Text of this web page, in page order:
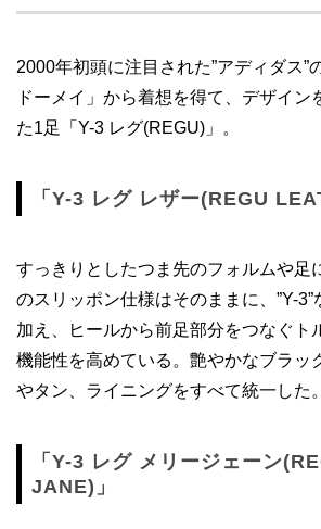
2000年初頭に注目された”アディダス”
ドーメイ」から着想を得て、デザイン
た1足「Y-3 レグ(REGU)」。
「Y-3 レグ レザー(REGU
すっきりとしたつま先のフォルムや足
のスリッポン仕様はそのままに、”Y-
加え、ヒールから前足部分をつなぐト
機能性を高めている。艶やかなブラッ
やタン、ライニングをすべて統一した。
「Y-3 レグ メリージェーン
JANE)」